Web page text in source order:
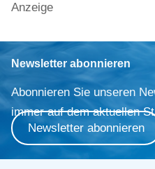
Anzeige
Newsletter abonnieren
Abonnieren Sie unseren
immer auf dem aktuellen
Newsletter abonnieren